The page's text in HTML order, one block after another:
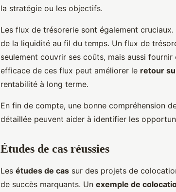
la stratégie ou les objectifs.
Les flux de trésorerie sont également
de la liquidité au fil du temps. Un flux de
seulement couvrir ses coûts, mais aussi
efficace de ces flux peut améliorer le retour
rentabilité à long terme.
En fin de compte, une bonne compréhension
détaillée peuvent aider à identifier les
Études de cas réussies
Les études de cas sur des projets de
de succès marquants. Un exemple de